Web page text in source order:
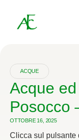
ACQUE
Acque
Posocco
OTTOBRE 16, 2025
Clicca sul pulsante